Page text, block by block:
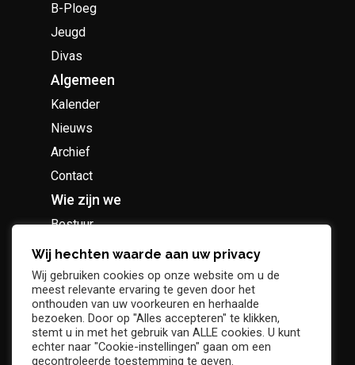
B-Ploeg
Jeugd
Divas
Algemeen
Kalender
Nieuws
Archief
Contact
Wie zijn we
Bestuur
Geschiedenis
Supportersclub
Socio Business Club
Wij hechten waarde aan uw privacy
Wij gebruiken cookies op onze website om u de
meest relevante ervaring te geven door het
onthouden van uw voorkeuren en herhaalde
bezoeken. Door op "Alles accepteren" te klikken,
stemt u in met het gebruik van ALLE cookies. U kunt
echter naar "Cookie-instellingen" gaan om een
gecontroleerde toestemming te geven.